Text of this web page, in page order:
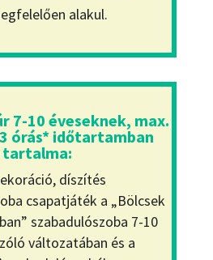
alakul.
7-10 éveseknek, max.
órás* időtartamban
tartalma:
díszítés
csapatjáték a „Bölcsek
szabadulószoba 7-10
változatában és a